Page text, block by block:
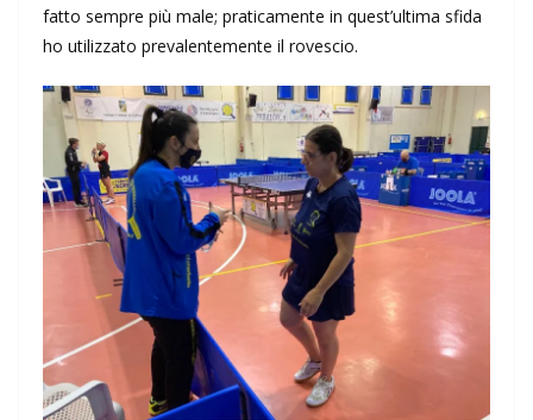
fatto sempre più male; praticamente in quest’ultima sfida
ho utilizzato prevalentemente il rovescio.